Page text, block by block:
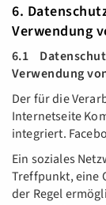
6.
Verwendung
6.1
Verwendung
Der für die
Internetseite
integriert.
Ein soziales
Treffpunkt, eine
der Regel